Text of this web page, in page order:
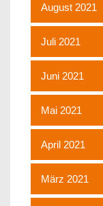
August 2021
Juli 2021
Juni 2021
Mai 2021
April 2021
März 2021